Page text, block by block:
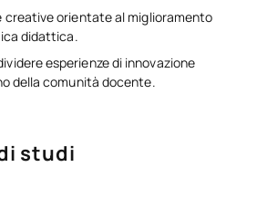
creative orientate al miglioramento
didattica.
esperienze di innovazione
della comunità docente.
studi